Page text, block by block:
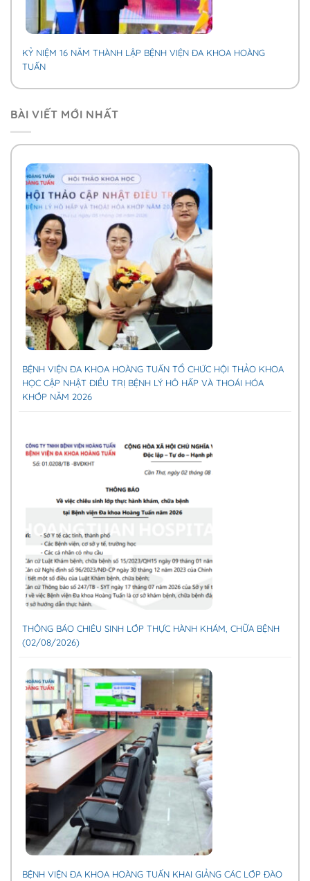
KỶ NIỆM 16 NĂM THÀNH LẬP BỆNH VIỆN ĐA KHOA HOÀNG
TUẤN
BÀI VIẾT MỚI NHẤT
BỆNH VIỆN ĐA KHOA HOÀNG TUẤN TỔ CHỨC HỘI THẢO KHOA
HỌC CẬP NHẬT ĐIỀU TRỊ BỆNH LÝ HÔ HẤP VÀ THOÁI HÓA
KHỚP NĂM 2026
THÔNG BÁO CHIÊU SINH LỚP THỰC HÀNH KHÁM, CHỮA BỆNH
(02/08/2026)
BỆNH VIỆN ĐA KHOA HOÀNG TUẤN KHAI GIẢNG CÁC LỚP ĐÀO